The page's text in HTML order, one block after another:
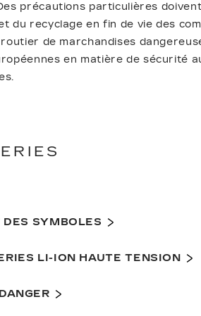
précautions particulières
du recyclage en fin de vie des
de marchandises
en matière de sécurité
SYMBOLES
LI-ION HAUTE TENSION